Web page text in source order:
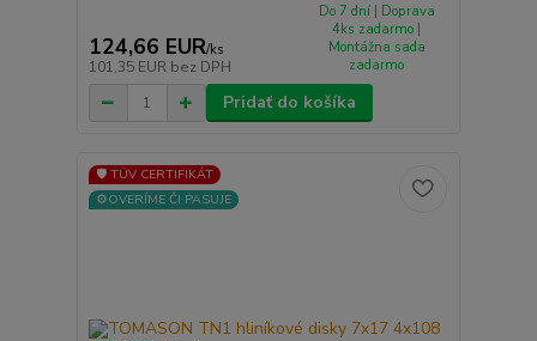
124,66 EUR/ks
101,35 EUR bez DPH
Do 7 dní | Doprava
4ks zadarmo |
Montážna sada
zadarmo
Pridať do košíka
🛡️ TÜV CERTIFIKÁT
⚙️OVERÍME ČI PASUJE